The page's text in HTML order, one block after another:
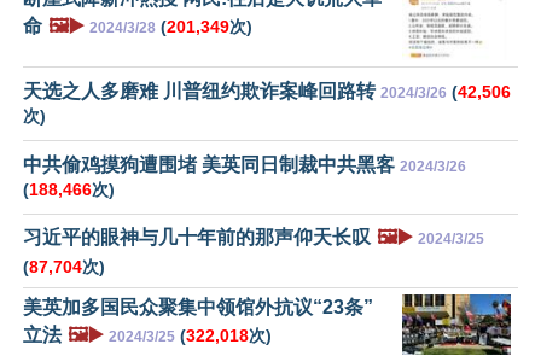
命 🖼️▶️ 2024/3/28 (201,349次)
天选之人多磨难 川普纽约欺诈案峰回路转 2024/3/26 (42,506
次)
中共偷鸡摸狗遭围堵 美英同日制裁中共黑客 2024/3/26
(188,466次)
习近平的眼神与几十年前的那声仰天长叹 🖼️▶️ 2024/3/25
(87,704次)
美英加多国民众聚集中领馆外抗议“23条”
立法 🖼️▶️ 2024/3/25 (322,018次)